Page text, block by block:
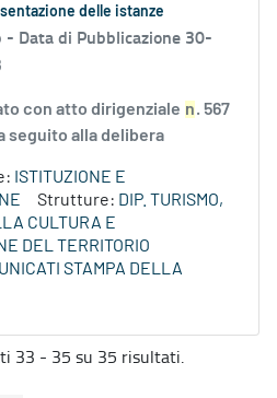
delle istanze
- Data di Pubblicazione 30-
con atto dirigenziale n. 567
seguito alla delibera
ISTITUZIONE E
Strutture: DIP. TURISMO,
CULTURA E
DEL TERRITORIO
STAMPA DELLA
33 - 35 su 35 risultati.